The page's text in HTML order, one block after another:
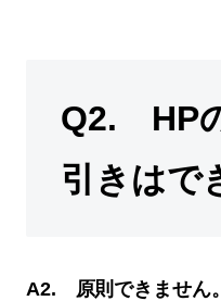
Q2. HP
引きはで
A2. 原則できません。